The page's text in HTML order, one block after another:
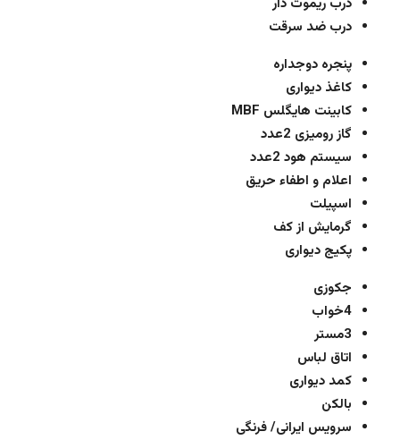
درب ریموت دار
درب ضد سرقت
پنجره دوجداره
کاغذ دیواری
کابینت هایگلس MBF
گاز رومیزی 2عدد
سیستم هود 2عدد
اعلام و اطفاء حریق
اسپیلت
گرمایش از کف
پکیج دیواری
جکوزی
4خواب
3مستر
اتاق لباس
کمد دیواری
بالکن
سرویس ایرانی/ فرنگی